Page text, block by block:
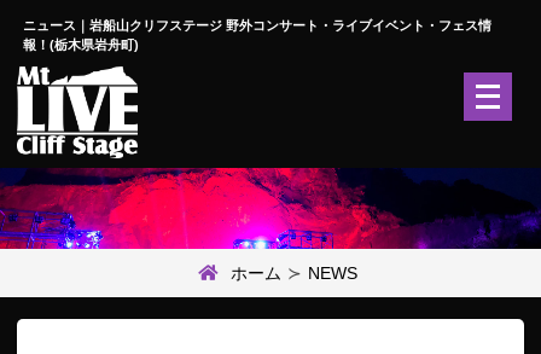
ニュース｜岩船山クリフステージ 野外コンサート・ライブイベント・フェス情
報！(栃木県岩舟町)
メ
ニ
を
開
く
ホーム
NEWS